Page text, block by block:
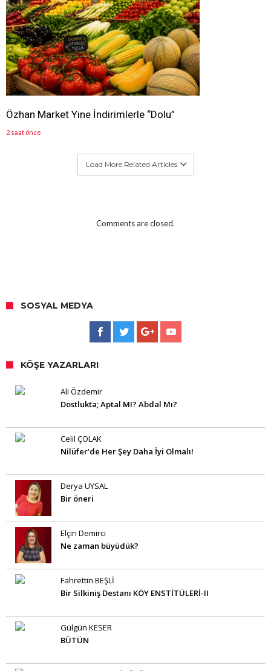
Özhan Market Yine İndirimlerle “Dolu”
2 saat önce
Load More Related Articles
Comments are closed.
SOSYAL MEDYA
KÖŞE YAZARLARI
Ali Özdemir
Dostlukta; Aptal MI? Abdal Mı?
Celil ÇOLAK
Nilüfer’de Her Şey Daha İyi Olmalı!
Derya UYSAL
Bir öneri
Elçin Demirci
Ne zaman büyüdük?
Fahrettin BEŞLİ
Bir Silkiniş Destanı KÖY ENSTİTÜLERİ-II
Gülgün KESER
BÜTÜN